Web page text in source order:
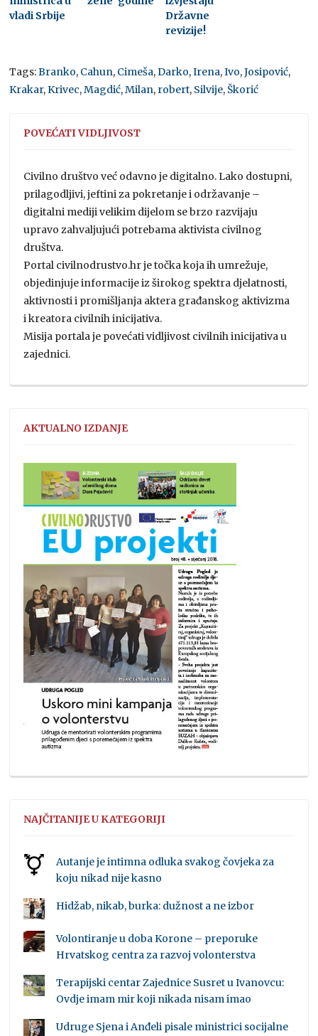
vladi Srbije
Državne
revizije!
Tags:Branko, Cahun, Cimeša,Darko,Irena,Ivo,Josipović,
Krakar,Krivec,Magdić,Milan, robert, Silvije, Škorić
POVEĆATI VIDLJIVOST
Civilno društvo već odavno je digitalno. Lako dostupni,
prilagodljivi, jeftini za pokretanje i održavanje –
digitalni mediji velikim dijelom se brzo razvijaju
upravo zahvaljujući potrebama aktivista civilnog
društva.
Portal civilnodrustvo.hr je točka koja ih umrežuje,
objedinjuje informacije iz širokog spektra djelatnosti,
aktivnosti i promišljanja aktera građanskog aktivizma
i kreatora civilnih inicijativa.
Misija portala je povećati vidljivost civilnih inicijativa u
zajednici.
AKTUALNO IZDANJE
NAJČITANIJE U KATEGORIJI
Autanje je intimna odluka svakog čovjeka za
koju nikad nije kasno
Hidžab, nikab, burka: dužnost a ne izbor
Volontiranje u doba Korone – preporuke
Hrvatskog centra za razvoj volonterstva
Terapijski centar Zajednice Susret u Ivanovcu:
Ovdje imam mir koji nikada nisam imao
Udruge Sjena i Anđeli pisale ministrici socijalne